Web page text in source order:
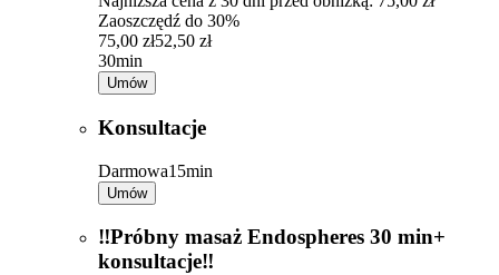
Zaoszczędź do 30%
75,00 zł52,50 zł
30min
Umów
Konsultacje
Darmowa15min
Umów
‼️Próbny masaż Endospheres 30 min+
konsultacje‼️